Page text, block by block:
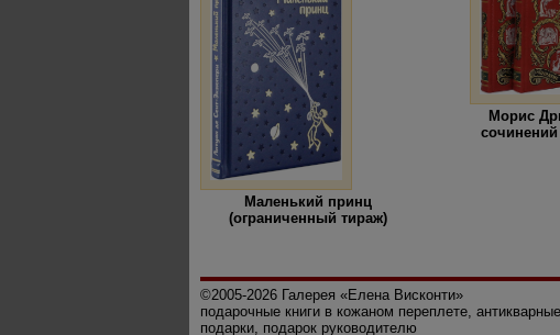
Маленький принц
(ограниченный тираж)
Морис
сочинений
©2005-2026 Галерея «Елена Висконти»
подарочные книги в кожаном переплете,
подарки, подарок руководителю